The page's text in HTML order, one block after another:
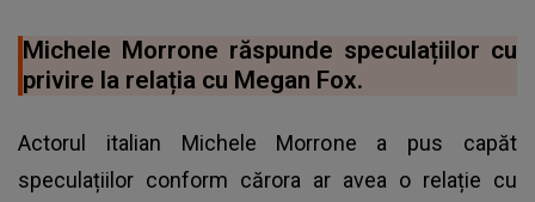
Michele Morrone răspunde speculațiilor cu
privire la relația cu Megan Fox.
Actorul italian Michele Morrone a pus capăt
speculațiilor conform cărora ar avea o relație cu